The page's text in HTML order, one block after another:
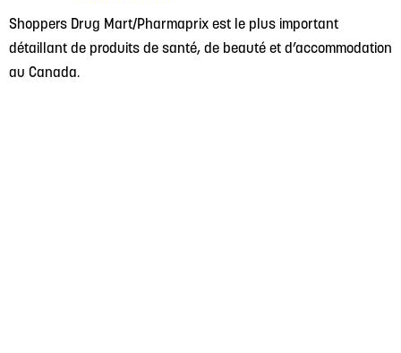
Shoppers Drug Mart/Pharmaprix est le plus important
détaillant de produits de santé, de beauté et d’accommodation
au Canada.